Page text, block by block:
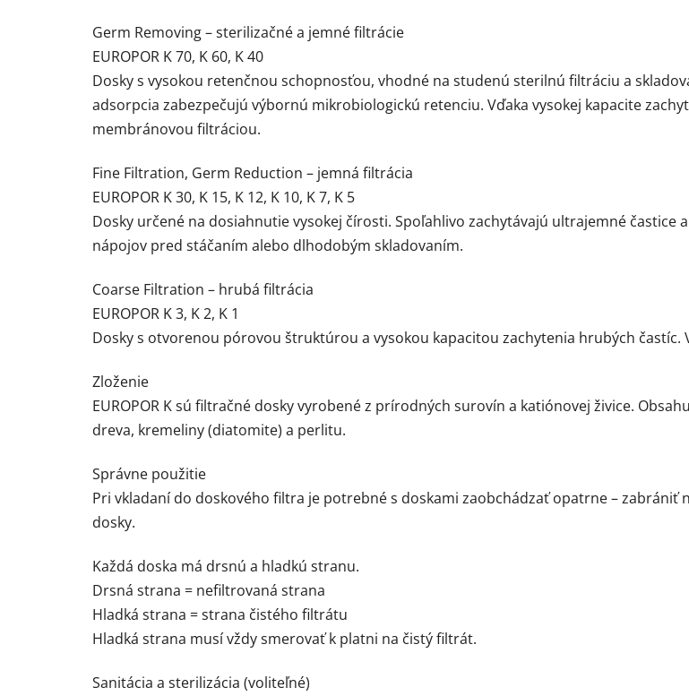
Germ Removing – sterilizačné a jemné filtrácie
EUROPOR K 70, K 60, K 40
Dosky s vysokou retenčnou schopnosťou, vhodné na studenú sterilnú filtráciu a
adsorpcia zabezpečujú výbornú mikrobiologickú retenciu. Vďaka vysokej kapacite
membránovou filtráciou.
Fine Filtration, Germ Reduction – jemná filtrácia
EUROPOR K 30, K 15, K 12, K 10, K 7, K 5
Dosky určené na dosiahnutie vysokej čírosti. Spoľahlivo zachytávajú ultrajemné
nápojov pred stáčaním alebo dlhodobým skladovaním.
Coarse Filtration – hrubá filtrácia
EUROPOR K 3, K 2, K 1
Dosky s otvorenou pórovou štruktúrou a vysokou kapacitou zachytenia hrubých častíc.
Zloženie
EUROPOR K sú filtračné dosky vyrobené z prírodných surovín a katiónovej živice.
dreva, kremeliny (diatomite) a perlitu.
Správne použitie
Pri vkladaní do doskového filtra je potrebné s doskami zaobchádzať opatrne –
dosky.
Každá doska má drsnú a hladkú stranu.
Drsná strana = nefiltrovaná strana
Hladká strana = strana čistého filtrátu
Hladká strana musí vždy smerovať k platni na čistý filtrát.
Sanitácia a sterilizácia (voliteľné)